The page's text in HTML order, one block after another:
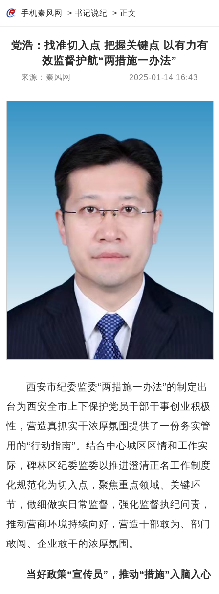
手机秦风网 > 书记说纪 > 正文
党浩：找准切入点 把握关键点 以有力有
效监督护航“两措施一办法”
来源：秦风网 2025-01-14 16:43
西安市纪委监委“两措施一办法”的制定出
台为西安全市上下保护党员干部干事创业积极
性，营造真抓实干浓厚氛围提供了一份务实管
用的“行动指南”。结合中心城区区情和工作实
际，碑林区纪委监委以推进澄清正名工作制度
化规范化为切入点，聚焦重点领域、关键环
节，做细做实日常监督，强化监督执纪问责，
推动营商环境持续向好，营造干部敢为、部门
敢闯、企业敢干的浓厚氛围。
当好政策“宣传员”，推动“措施”入脑入心